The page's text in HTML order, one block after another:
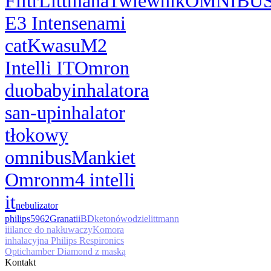
E3 Intensenami
catKwasuM2
Intelli ITOmron
duobabyinhalatora
san-upinhalator
tłokowy
omnibusMankiet
Omronm4 intelli
itnebulizator
philips5962GranatiiBDketonówodzielittmann
iiilance do nakłuwaczyKomora
inhalacyjna Philips Respironics
Optichamber Diamond z maską
Kontakt